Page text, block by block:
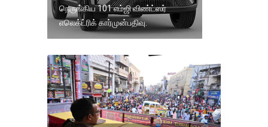
நெருங்கிய 101 எம்ஜி விண்ட்ஸர்
எலெக்ட்ரிக் கார்முன்பதிவு.